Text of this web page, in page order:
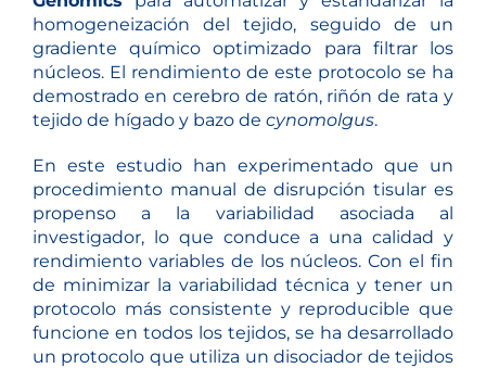
homogeneización del tejido, seguido de un
gradiente químico optimizado para filtrar los
núcleos. El rendimiento de este protocolo se ha
demostrado en cerebro de ratón, riñón de rata y
tejido de hígado y bazo de cynomolgus.
En este estudio han experimentado que un
procedimiento manual de disrupción tisular es
propenso a la variabilidad asociada al
investigador, lo que conduce a una calidad y
rendimiento variables de los núcleos. Con el fin
de minimizar la variabilidad técnica y tener un
protocolo más consistente y reproducible que
funcione en todos los tejidos, se ha desarrollado
un protocolo que utiliza un disociador de tejidos